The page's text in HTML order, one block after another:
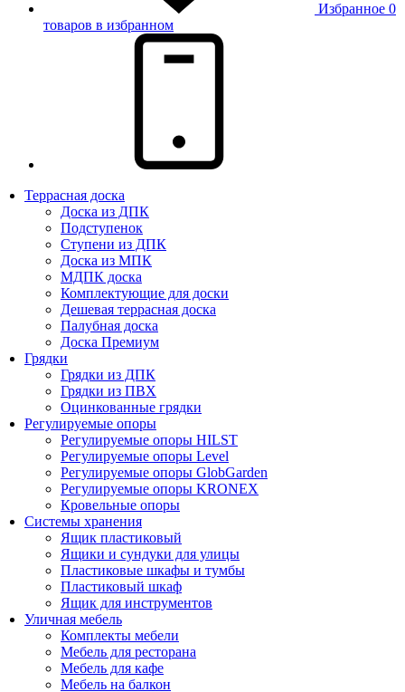
Избранное 0
товаров в избранном
Террасная доска
Доска из ДПК
Подступенок
Ступени из ДПК
Доска из МПК
МДПК доска
Комплектующие для доски
Дешевая террасная доска
Палубная доска
Доска Премиум
Грядки
Грядки из ДПК
Грядки из ПВХ
Оцинкованные грядки
Регулируемые опоры
Регулируемые опоры HILST
Регулируемые опоры Level
Регулируемые опоры GlobGarden
Регулируемые опоры KRONEX
Кровельные опоры
Системы хранения
Ящик пластиковый
Ящики и сундуки для улицы
Пластиковые шкафы и тумбы
Пластиковый шкаф
Ящик для инструментов
Уличная мебель
Комплекты мебели
Мебель для ресторана
Мебель для кафе
Мебель на балкон